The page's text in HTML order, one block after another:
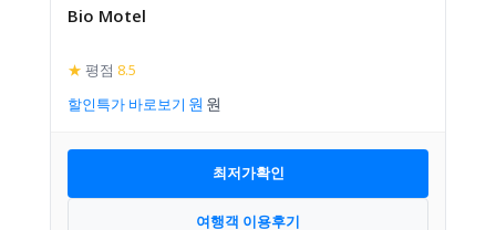
Bio Motel
★ 평점 8.5
할인특가 바로보기
최저가확인
여행객 이용후기